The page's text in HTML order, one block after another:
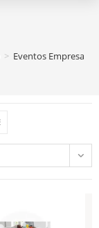
> Eventos